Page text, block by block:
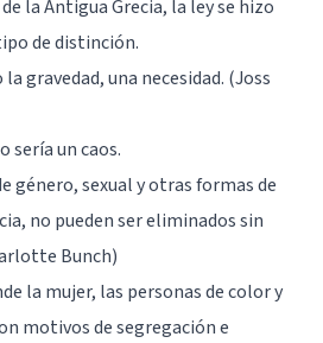
de la Antigua Grecia, la ley se hizo
de distinción.
gravedad, una necesidad. (Joss
sería un caos.
género, sexual y otras formas de
no pueden ser eliminados sin
Bunch)
la mujer, las personas de color y
motivos de segregación e